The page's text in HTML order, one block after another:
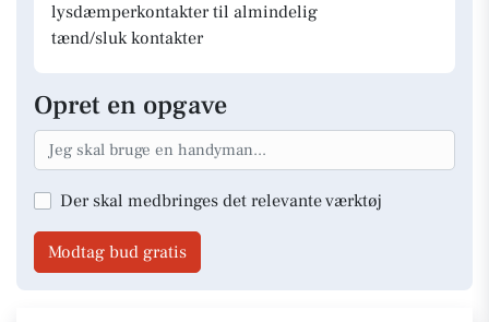
lysdæmperkontakter til almindelig
tænd/sluk kontakter
Opret en opgave
Der skal medbringes det relevante værktøj
Modtag bud gratis